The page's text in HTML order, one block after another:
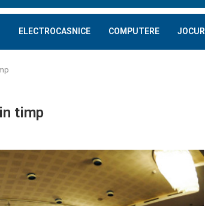
ELECTROCASNICE COMPUTERE JOCURI
timp